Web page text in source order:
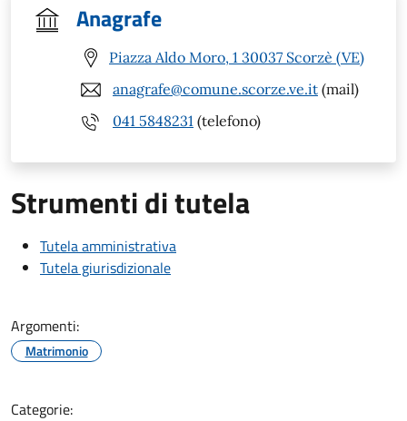
Anagrafe
Piazza Aldo Moro, 1 30037 Scorzè (VE)
anagrafe@comune.scorze.ve.it (mail)
041 5848231 (telefono)
Strumenti di tutela
Tutela amministrativa
Tutela giurisdizionale
Argomenti:
Matrimonio
Categorie: